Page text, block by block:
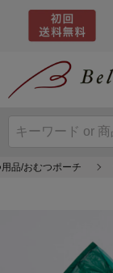
品/おむつポーチ